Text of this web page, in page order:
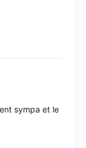
sympa et le